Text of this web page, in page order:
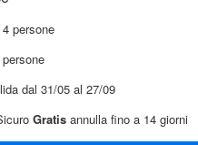
persone
dal 31/05 al 27/09
Gratis annulla fino a 14 giorni